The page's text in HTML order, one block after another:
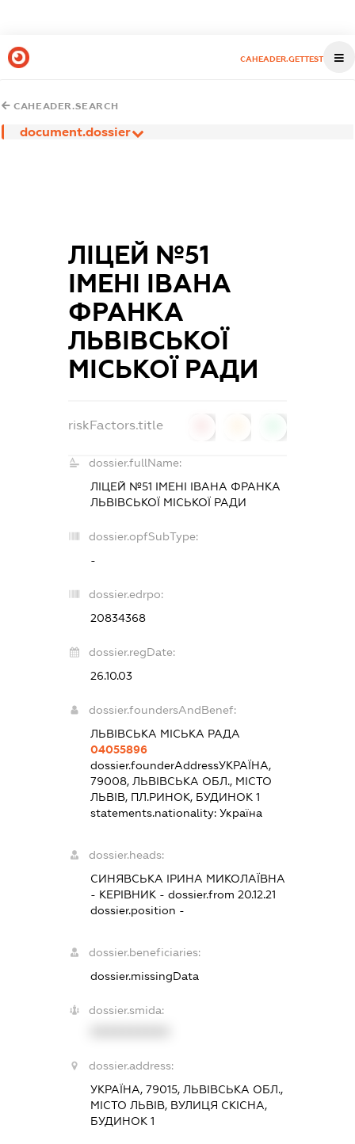
CAHEADER.GETTEST
CAHEADER.SEARCH
document.dossier
ЛІЦЕЙ №51
ІМЕНІ ІВАНА
ФРАНКА
ЛЬВІВСЬКОЇ
МІСЬКОЇ РАДИ
riskFactors.title
dossier.fullName:
ЛІЦЕЙ №51 ІМЕНІ ІВАНА ФРАНКА
ЛЬВІВСЬКОЇ МІСЬКОЇ РАДИ
dossier.opfSubType:
-
dossier.edrpo:
20834368
dossier.regDate:
26.10.03
dossier.foundersAndBenef:
ЛЬВІВСЬКА МІСЬКА РАДА
04055896
dossier.founderAddressУКРАЇНА,
79008, ЛЬВІВСЬКА ОБЛ., МІСТО
ЛЬВІВ, ПЛ.РИНОК, БУДИНОК 1
statements.nationality:Україна
dossier.heads:
СИНЯВСЬКА ІРИНА МИКОЛАЇВНА
- КЕРІВНИК - dossier.from 20.12.21
dossier.position -
dossier.beneficiaries:
dossier.missingData
dossier.smida:
dossier.address:
УКРАЇНА, 79015, ЛЬВІВСЬКА ОБЛ.,
МІСТО ЛЬВІВ, ВУЛИЦЯ СКІСНА,
БУДИНОК 1